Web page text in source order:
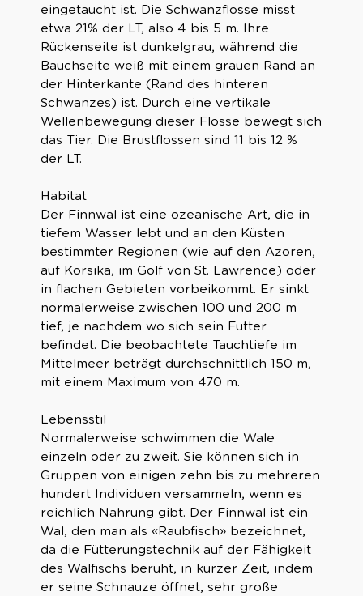
eingetaucht ist. Die Schwanzflosse misst
etwa 21% der LT, also 4 bis 5 m. Ihre
Rückenseite ist dunkelgrau, während die
Bauchseite weiß mit einem grauen Rand an
der Hinterkante (Rand des hinteren
Schwanzes) ist. Durch eine vertikale
Wellenbewegung dieser Flosse bewegt sich
das Tier. Die Brustflossen sind 11 bis 12 %
der LT.
Habitat
Der Finnwal ist eine ozeanische Art, die in
tiefem Wasser lebt und an den Küsten
bestimmter Regionen (wie auf den Azoren,
auf Korsika, im Golf von St. Lawrence) oder
in flachen Gebieten vorbeikommt. Er sinkt
normalerweise zwischen 100 und 200 m
tief, je nachdem wo sich sein Futter
befindet. Die beobachtete Tauchtiefe im
Mittelmeer beträgt durchschnittlich 150 m,
mit einem Maximum von 470 m.
Lebensstil
Normalerweise schwimmen die Wale
einzeln oder zu zweit. Sie können sich in
Gruppen von einigen zehn bis zu mehreren
hundert Individuen versammeln, wenn es
reichlich Nahrung gibt. Der Finnwal ist ein
Wal, den man als «Raubfisch» bezeichnet,
da die Fütterungstechnik auf der Fähigkeit
des Walfischs beruht, in kurzer Zeit, indem
er seine Schnauze öffnet, sehr große